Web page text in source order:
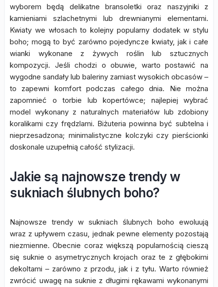
wyborem będą delikatne bransoletki oraz naszyjniki z
kamieniami szlachetnymi lub drewnianymi elementami.
Kwiaty we włosach to kolejny popularny dodatek w stylu
boho; mogą to być zarówno pojedyncze kwiaty, jak i całe
wianki wykonane z żywych roślin lub sztucznych
kompozycji. Jeśli chodzi o obuwie, warto postawić na
wygodne sandały lub baleriny zamiast wysokich obcasów –
to zapewni komfort podczas całego dnia. Nie można
zapomnieć o torbie lub kopertówce; najlepiej wybrać
model wykonany z naturalnych materiałów lub zdobiony
koralikami czy frędzlami. Biżuteria powinna być subtelna i
nieprzesadzona; minimalistyczne kolczyki czy pierścionki
doskonale uzupełnią całość stylizacji.
Jakie są najnowsze trendy w
sukniach ślubnych boho?
Najnowsze trendy w sukniach ślubnych boho ewoluują
wraz z upływem czasu, jednak pewne elementy pozostają
niezmienne. Obecnie coraz większą popularnością cieszą
się suknie o asymetrycznych krojach oraz te z głębokimi
dekoltami – zarówno z przodu, jak i z tyłu. Warto również
zwrócić uwagę na suknie z długimi rękawami wykonanymi